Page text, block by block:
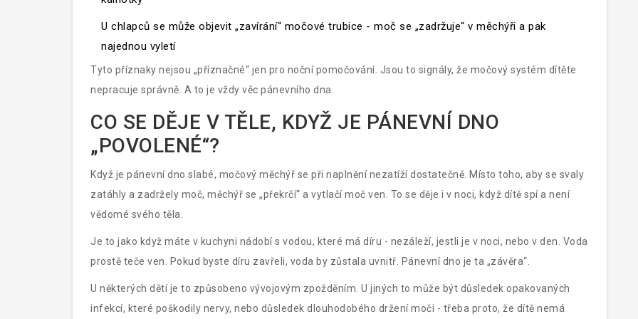
U chlapců se může objevit „zavírání“ močové trubice - moč se „zadržuje“ v měchýři a pak
najednou vyletí
Tyto příznaky nejsou „příznačné“ jen pro noční pomočování. Jsou to signály, že močový systém dítěte
nepracuje správně. A to je vždy věc pánevního dna.
CO SE DĚJE V TĚLE, KDYŽ JE PÁNEVNÍ DNO
„POVOLENÉ“?
Když je pánevní dno slabé, močový měchýř se při naplnění nezatíží dostatečně. Místo toho, aby se svaly
zatáhly a zadržely moč, měchýř se „překrčí“ a vytlačí moč ven. To se děje i v noci, když dítě spí a není
vědomé svého těla.
Je to jako když máte v kuchyni nádobí s vodou, které má díru - nezáleží, jestli je v noci, nebo v den. Voda
prostě teče ven. Pokud byste díru zavřeli, voda by zůstala uvnitř. Pánevní dno je ta „závěra“.
U některých dětí je to způsobeno vývojovým zpožděním. U jiných to může být důsledek opakovaných
infekcí, které poškodily nervy, nebo důsledek dlouhodobého držení moči - třeba proto, že dítě nemá